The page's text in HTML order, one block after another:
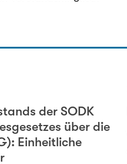
der SODK
über die
Einheitliche